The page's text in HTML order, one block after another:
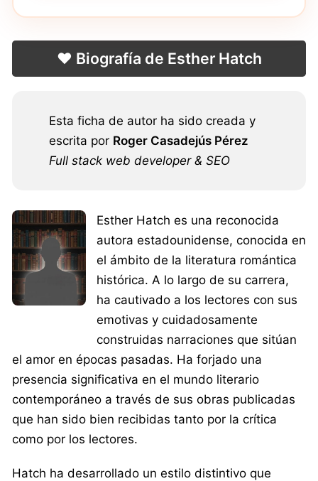
❤️ Biografía de Esther Hatch
Esta ficha de autor ha sido creada y
escrita por Roger Casadejús Pérez
Full stack web developer & SEO
Esther Hatch es una reconocida
autora estadounidense, conocida en
el ámbito de la literatura romántica
histórica. A lo largo de su carrera,
ha cautivado a los lectores con sus
emotivas y cuidadosamente
construidas narraciones que sitúan
el amor en épocas pasadas. Ha forjado una
presencia significativa en el mundo literario
contemporáneo a través de sus obras publicadas
que han sido bien recibidas tanto por la crítica
como por los lectores.
Hatch ha desarrollado un estilo distintivo que